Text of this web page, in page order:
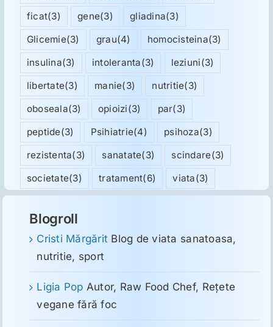
ficat(3) gene(3) gliadina(3)
Glicemie(3) grau(4) homocisteina(3)
insulina(3) intoleranta(3) leziuni(3)
libertate(3) manie(3) nutritie(3)
oboseala(3) opioizi(3) par(3)
peptide(3) Psihiatrie(4) psihoza(3)
rezistenta(3) sanatate(3) scindare(3)
societate(3) tratament(6) viata(3)
Blogroll
Cristi Mărgărit Blog de viata sanatoasa,
nutritie, sport
Ligia Pop Autor, Raw Food Chef, Reţete
vegane fără foc